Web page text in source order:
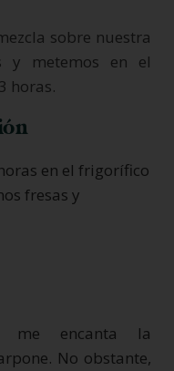
sobre nuestra
y metemos en el
horas.
en el frigorífico
fresas y
me encanta la
No obstante,